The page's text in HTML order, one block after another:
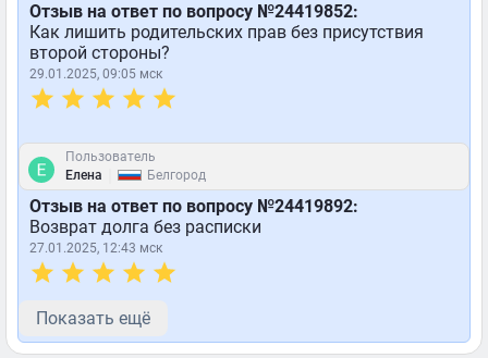
Отзыв на ответ по вопросу №24419852:
Как лишить родительских прав без присутствия
второй стороны?
29.01.2025, 09:05 мск
Пользователь
Елена
Белгород
Отзыв на ответ по вопросу №24419892:
Возврат долга без расписки
27.01.2025, 12:43 мск
Показать ещё